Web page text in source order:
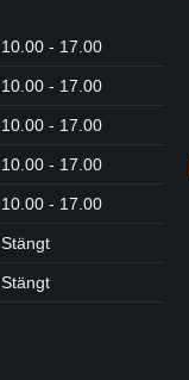
10.00 - 17.00
10.00 - 17.00
10.00 - 17.00
10.00 - 17.00
10.00 - 17.00
Stängt
Stängt